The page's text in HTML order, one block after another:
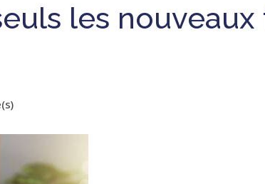
les